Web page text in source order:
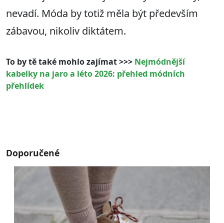
nevadí. Móda by totiž měla být především
zábavou, nikoliv diktátem.
To by tě také mohlo zajímat >>> Nejmódnější
kabelky na jaro a léto 2026: přehled módních
přehlídek
Doporučené